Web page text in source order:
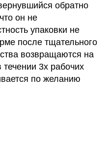
обратно
он не
упаковки не
после тщательного
возвращаются на
3х рабочих
по желанию